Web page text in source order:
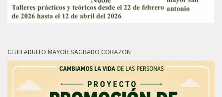
CLUB ADULTO MAYOR SAGRADO CORAZON